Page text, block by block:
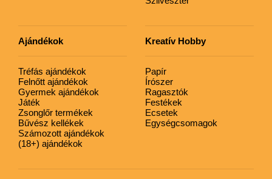
Ajándékok
Tréfás ajándékok
Felnőtt ajándékok
Gyermek ajándékok
Játék
Zsonglőr termékek
Bűvész kellékek
Számozott ajándékok
(18+) ajándékok
Kreatív Hobby
Papír
Írószer
Ragasztók
Festékek
Ecsetek
Egységcsomagok